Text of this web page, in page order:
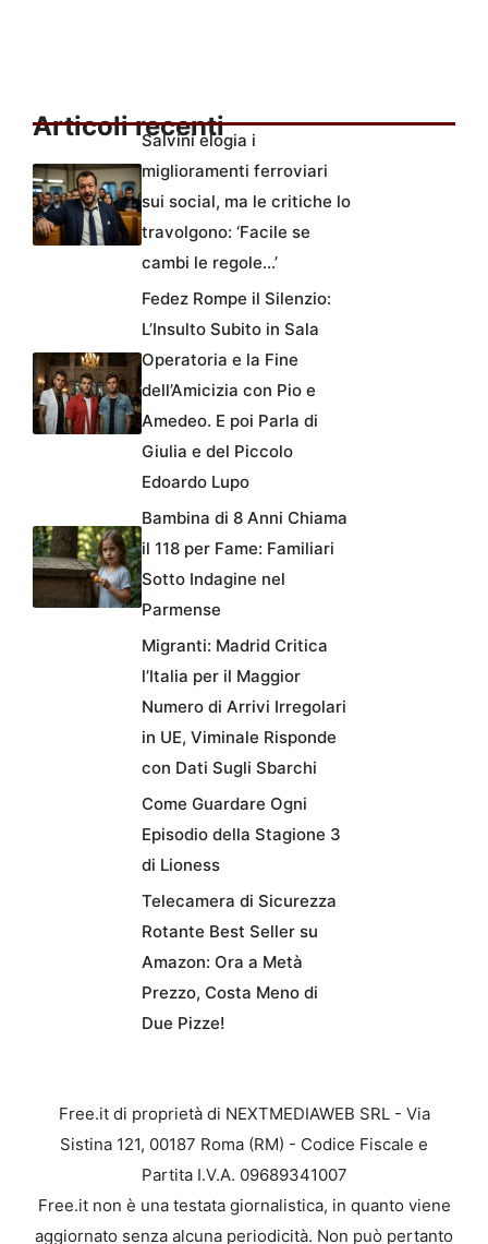
Articoli recenti
Salvini elogia i
miglioramenti ferroviari
sui social, ma le critiche lo
travolgono: ‘Facile se
cambi le regole…’
Fedez Rompe il Silenzio:
L’Insulto Subito in Sala
Operatoria e la Fine
dell’Amicizia con Pio e
Amedeo. E poi Parla di
Giulia e del Piccolo
Edoardo Lupo
Bambina di 8 Anni Chiama
il 118 per Fame: Familiari
Sotto Indagine nel
Parmense
Migranti: Madrid Critica
l’Italia per il Maggior
Numero di Arrivi Irregolari
in UE, Viminale Risponde
con Dati Sugli Sbarchi
Come Guardare Ogni
Episodio della Stagione 3
di Lioness
Telecamera di Sicurezza
Rotante Best Seller su
Amazon: Ora a Metà
Prezzo, Costa Meno di
Due Pizze!
Free.it di proprietà di NEXTMEDIAWEB SRL - Via
Sistina 121, 00187 Roma (RM) - Codice Fiscale e
Partita I.V.A. 09689341007
Free.it non è una testata giornalistica, in quanto viene
aggiornato senza alcuna periodicità. Non può pertanto